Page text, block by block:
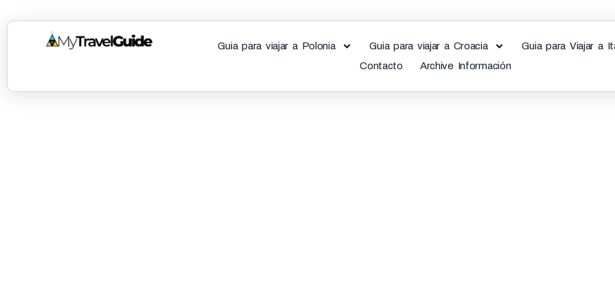
Guia para viajar a Polonia Guia para viajar a Croacia
Guia para Viajar a
Contacto
Archive Información